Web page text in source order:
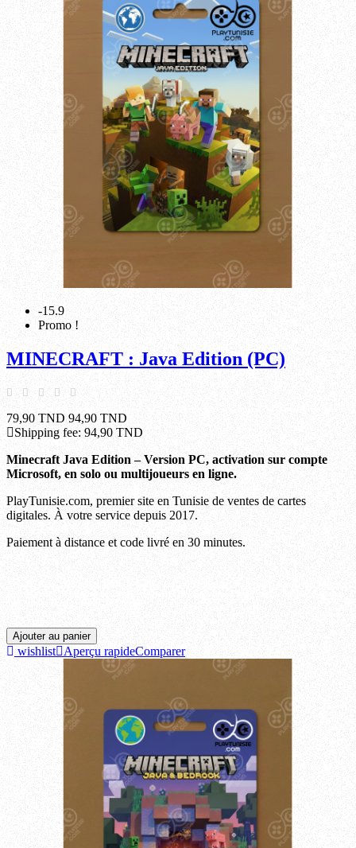
-15.9
Promo !
MINECRAFT : Java Edition (PC)
79,90 TND 94,90 TND
Shipping fee: 94,90 TND
Minecraft Java Edition – Version PC, activation sur compte
Microsoft, en solo ou multijoueurs en ligne.
PlayTunisie.com, premier site en Tunisie de ventes de cartes
digitales. À votre service depuis 2017.
Paiement à distance et code livré en 30 minutes.
Ajouter au panier
wishlist Aperçu rapideComparer